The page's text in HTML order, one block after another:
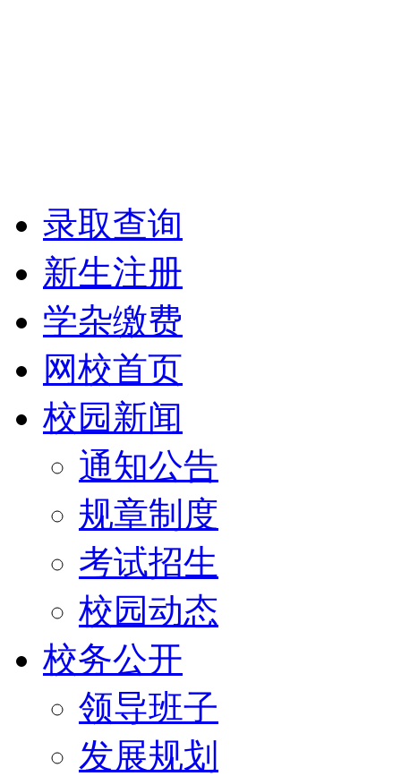
录取查询
新生注册
学杂缴费
网校首页
校园新闻
通知公告
规章制度
考试招生
校园动态
校务公开
领导班子
发展规划